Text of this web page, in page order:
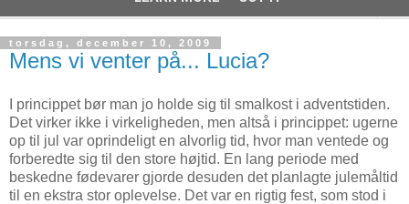
torsdag, december 10, 2009
Mens vi venter på... Lucia?
I princippet bør man jo holde sig til smalkost i adventstiden.
Det virker ikke i virkeligheden, men altså i princippet: ugerne
op til jul var oprindeligt en alvorlig tid, hvor man ventede og
forberedte sig til den store højtid. En lang periode med
beskedne fødevarer gjorde desuden det planlagte julemåltid
til en ekstra stor oplevelse. Det var en rigtig fest, som stod i